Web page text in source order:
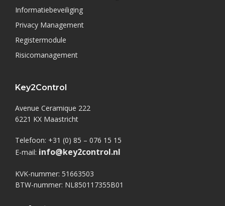
Informatiebeveiliging
Privacy Management
Registermodule
Risicomanagement
Key2Control
Avenue Ceramique 222
6221 KX Maastricht
Telefoon: +31 (0) 85 – 076 15 15
E-mail: info@key2control.nl
KVK-nummer: 51663503
BTW-nummer: NL850117355B01